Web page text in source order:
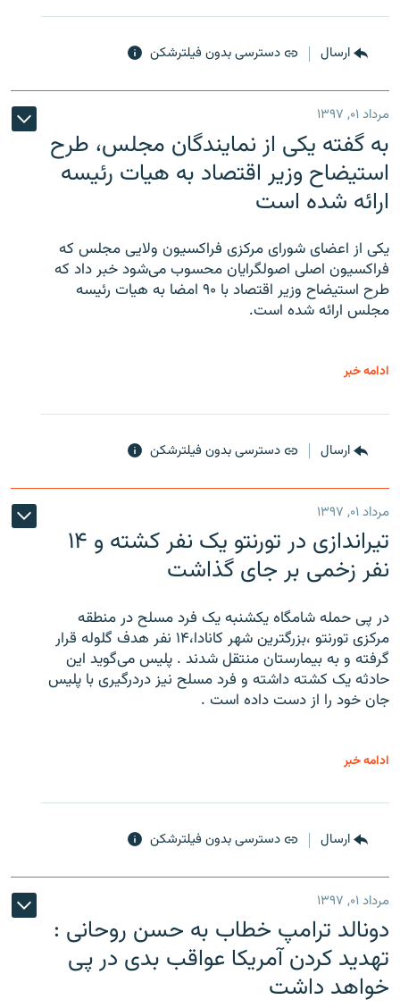
ارسال دسترسی بدون فیلترشکن
مرداد ۰۱, ۱۳۹۷
به گفته یکی از نمایندگان مجلس، طرح
استیضاح وزیر اقتصاد به هیات رئیسه
ارائه شده است
یکی از اعضای شورای مرکزی فراکسیون ولایی مجلس که
فراکسیون اصلی اصولگرایان محسوب می‌شود خبر داد که
طرح استیضاح وزیر اقتصاد با ۹۰ امضا به هیات رئیسه
مجلس ارائه شده است.
ادامه خبر
ارسال دسترسی بدون فیلترشکن
مرداد ۰۱, ۱۳۹۷
تیراندازی در تورنتو یک نفر کشته و ۱۴
نفر زخمی بر جای گذاشت
در پی حمله شامگاه یکشنبه یک فرد مسلح در منطقه
مرکزی تورنتو ،‌بزرگترین شهر کانادا،۱۴ نفر هدف گلوله قرار
گرفته و به بیمارستان منتقل شدند . پلیس می‌گوید این
حادثه یک کشته داشته و فرد مسلح نیز دردرگیری با پلیس
جان خود را از دست داده است .
ادامه خبر
ارسال دسترسی بدون فیلترشکن
مرداد ۰۱, ۱۳۹۷
دونالد ترامپ خطاب به حسن روحانی :
تهدید کردن آمریکا عواقب بدی در پی
خواهد داشت